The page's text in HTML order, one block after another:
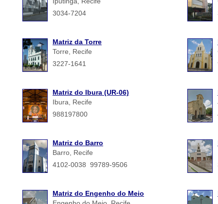
3034-7204
Matriz da Torre
Torre, Recife
3227-1641
Matriz do Ibura (UR-06)
Ibura, Recife
988197800
Matriz do Barro
Barro, Recife
4102-0038 99789-9506
Matriz do Engenho do Meio